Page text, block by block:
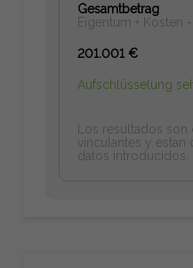
Gesamtbetrag
Eigentum + Kosten
201.001 €
Aufschlüsselung
Los resultados
vinculantes y
datos introducidos.